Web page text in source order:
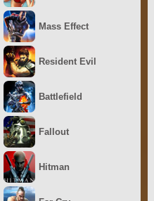
Mass Effect
Resident Evil
Battlefield
Fallout
Hitman